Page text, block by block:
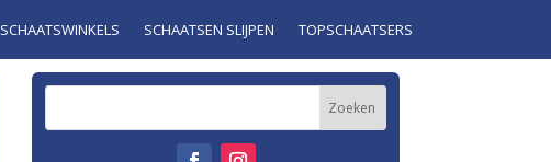
SCHAATSWINKELS SCHAATSEN SLIJPEN TOPSCHAATSERS